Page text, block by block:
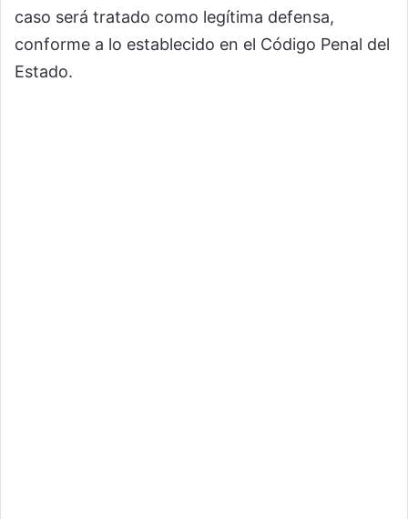
caso será tratado como legítima defensa,
conforme a lo establecido en el Código Penal del
Estado.